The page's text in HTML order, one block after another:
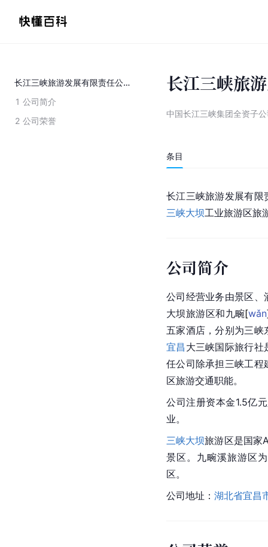
长江三峡旅游发展有限责任公司
1 公司简介
2 公司荣誉
长江三峡旅
中国长江三峡集团全资子
条目
长江三峡旅游发展有限
三峡大坝工业旅游区旅
公司简介
公司经营业务由景区、
大坝旅游区和九畹[wǎn
五家酒店，分别为三
宜昌 大三峡国际旅行
任公司除承担三峡工程
区旅游交通职能。
公司注册资本金1.5亿
业。
三峡大坝旅游区是国家
景区。九畹溪旅游区
区。
公司地址： 湖北省宜昌